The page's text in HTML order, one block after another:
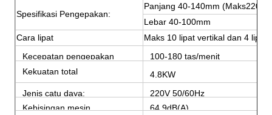
Spesifikasi Pengepakan:
Panjang 40-140mm
Lebar 40-100mm
Cara lipat
Maks 10 lipat vertikal dan 4 lipat
Kecepatan pengepakan
100-180 tas/menit
Kekuatan total
4.8KW
Jenis catu daya:
220V 50/60Hz
Kebisingan mesin
64.9dB(A)